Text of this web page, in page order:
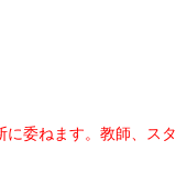
委ねます。教師、スタ